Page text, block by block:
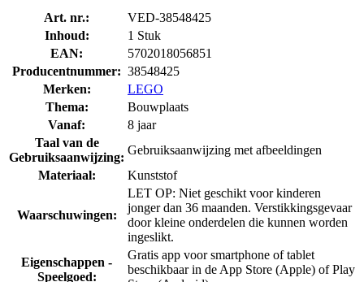
Art. nr.:
VED-38548425
Inhoud:
1 Stuk
EAN:
5702018056851
Producentnummer: 38548425
Merken:
LEGO
Thema:
Bouwplaats
Vanaf:
8 jaar
Taal van de
Gebruiksaanwijzing:
Gebruiksaanwijzing met afbeeldingen
Materiaal:
Kunststof
Waarschuwingen:
LET OP: Niet geschikt voor kinderen
jonger dan 36 maanden. Verstikkingsgevaar
door kleine onderdelen die kunnen worden
ingeslikt.
Eigenschappen -
Speelgoed:
Gratis app voor smartphone of tablet
beschikbaar in de App Store (Apple) of Play